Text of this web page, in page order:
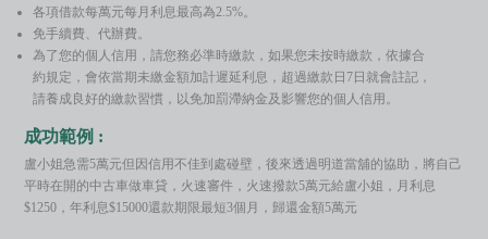
各項借款每萬元每月利息最高為2.5%。
免手續費、代辦費。
為了您的個人信用，請您務必準時繳款，如果您未按時繳款，依據合
約規定，會依當期未繳金額加計遲延利息，超過繳款日7日就會註記，
請養成良好的繳款習慣，以免加罰滯納金及影響您的個人信用。
成功範例 :
盧小姐急需5萬元但因信用不佳到處碰壁，後來透過明道當舖的協助，將自己
平時在開的中古車做車貸，火速審件，火速撥款5萬元給盧小姐，月利息
$1250，年利息$15000還款期限最短3個月，歸還金額5萬元